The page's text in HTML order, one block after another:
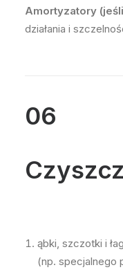
Amortyzatory
działania i
06
ąbki, szczotki i
(np. specjalnego